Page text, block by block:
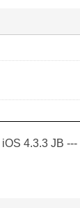
4.3.3 JB